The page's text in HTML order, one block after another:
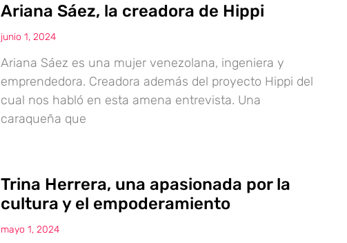
Ariana Sáez, la creadora de Hippi
junio 1, 2024
Ariana Sáez es una mujer venezolana, ingeniera y
emprendedora. Creadora además del proyecto Hippi del
cual nos habló en esta amena entrevista. Una
caraqueña que
Trina Herrera, una apasionada por la
cultura y el empoderamiento
mayo 1, 2024